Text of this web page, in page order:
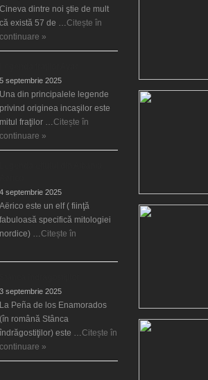
Cineva dintre noi ştie de mult
că există 57 de …Citește în
continuare »
5 septembrie 2025
Una din principalele legende
privind originea incaşilor este
mitul fraţilor …Citește în
continuare »
4 septembrie 2025
Aërico este un elf ( fiinţă
fabuloasă specifică mitologiei
nordice) …Citește în
3 septembrie 2025
La Peña de los Enamorados
(în română Stânca
îndrăgostiţilor) este …Citește în
continuare »